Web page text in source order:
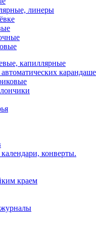
линеры
капиллярные
конверты.
краем
журналы